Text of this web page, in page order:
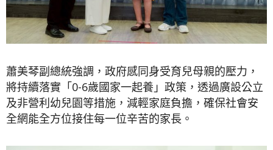
蕭美琴副總統強調，政府感同身受育兒母親的壓力，
將持續落實「0-6歲國家一起養」政策，透過廣設公立
及非營利幼兒園等措施，減輕家庭負擔，確保社會安
全網能全方位接住每一位辛苦的家長。